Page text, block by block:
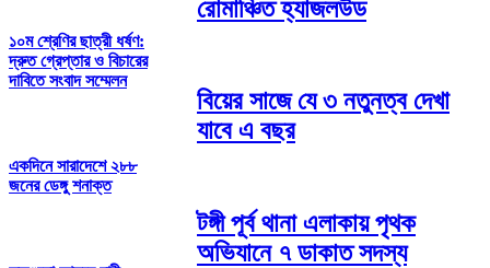
১০ম শ্রেণির ছাত্রী ধর্ষণ:
দ্রুত গ্রেপ্তার ও বিচারের
দাবিতে সংবাদ সম্মেলন
একদিনে সারাদেশে ২৮৮
জনের ডেঙ্গু শনাক্ত
রোমাঞ্চিত হ্যাজলউড
বিয়ের সাজে যে ৩ নতুনত্ব দেখা
যাবে এ বছর
টঙ্গী পূর্ব থানা এলাকায় পৃথক
অভিযানে ৭ ডাকাত সদস্য